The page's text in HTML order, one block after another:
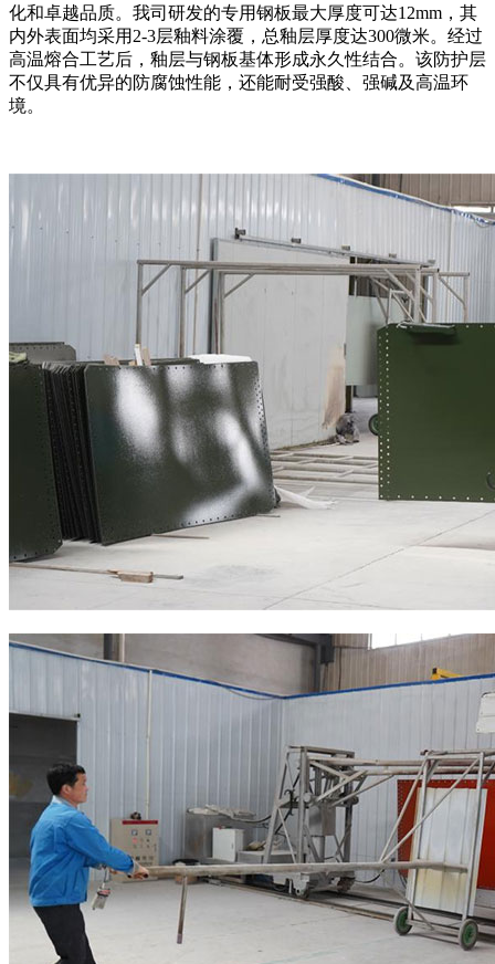
化和卓越品质。我司研发的专用钢板最大厚度可达12mm，其
内外表面均采用2-3层釉料涂覆，总釉层厚度达300微米。经过
高温熔合工艺后，釉层与钢板基体形成永久性结合。该防护层
不仅具有优异的防腐蚀性能，还能耐受强酸、强碱及高温环
境。